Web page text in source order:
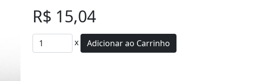
R$ 15,04
x Adicionar ao Carrinho